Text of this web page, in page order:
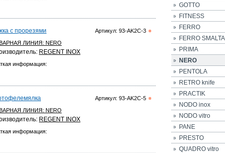
Артикул: 93-AK2C-3
с прорезями
ЛИНИЯ: NERO
REGENT INOX
информация:
Артикул: 93-AK2C-5
ЛИНИЯ: NERO
REGENT INOX
информация:
GOTTO
FITNESS
FERRO
FERRO SMALTA
PRIMA
NERO
PENTOLA
RETRO knife
PRACTIK
NODO inox
NODO vitro
PANE
PRESTO
QUADRO vitro